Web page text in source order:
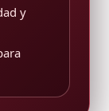
y